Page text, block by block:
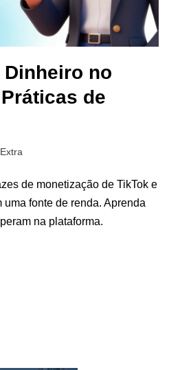
Dinheiro no
de
de monetização de TikTok e
fonte de renda. Aprenda
na plataforma.